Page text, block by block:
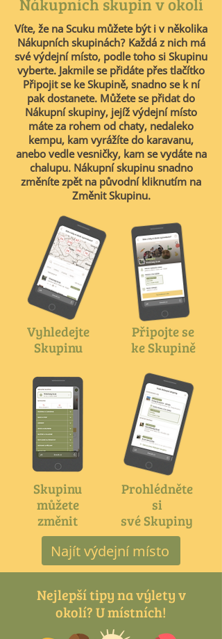
Víte, že na Scuku můžete být i v několika
Nákupních skupinách? Každá z nich má
své výdejní místo, podle toho si Skupinu
vyberte. Jakmile se přidáte přes tlačítko
Připojit se ke Skupině, snadno se k ní
pak dostanete. Můžete se přidat do
Nákupní skupiny, jejíž výdejní místo
máte za rohem od chaty, nedaleko
kempu, kam vyrážíte do karavanu,
anebo vedle vesničky, kam se vydáte na
chalupu. Nákupní skupinu snadno
změníte zpět na původní kliknutím na
Změnit Skupinu.
Vyhledejte
Skupinu
Skupinu
můžete
změnit
Připojte se
ke Skupině
Prohlédněte
si
své Skupiny
Najít výdejní místo
Nejlepší tipy na výlety v
okolí? U místních!